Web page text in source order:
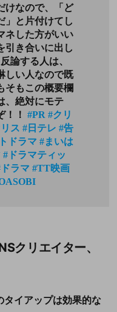
けなので、「ど
」と片付けてし
ネした方がいい
引き合いに出し
論する人は、
しい人なので既
そもこの概要欄
、絶対にモテ
！！ #PR #クリ
ス #日テレ #告
ドラマ #まいは
#ドラマティッ
ラマ #TT映画
クリエイター、
タイアップは効果的な